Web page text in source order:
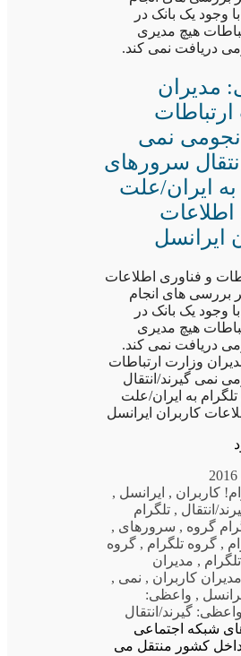
وجود یک بانک در
هیچ مدیری
دریافت نمی کند.
مدیران
نمی
سرورهای
به ایران/علت
اطلاعات
ایرانسل
و فناوری اطلاعات
بررسی های انجام
وجود یک بانک در
هیچ مدیری
دریافت نمی کند.
وزارت ارتباطات
نمی گیرند/انتقال
به ایران/علت
کاربران ایرانسل
! کاربران , ایرانسل ,
انتقال , تلگرام
گروه , سرورهای ,
, گروه تلگرام , گروه
, مدیران
مدیران کاربران , نمی ,
, واعظی:
واعظی: گیرند/انتقال
شبکه اجتماعی
داخل کشور منتقل می